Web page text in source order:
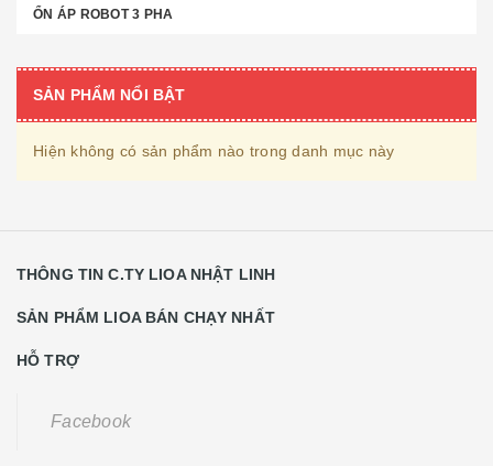
ỔN ÁP ROBOT 3 PHA
SẢN PHẨM NỔI BẬT
Hiện không có sản phẩm nào trong danh mục này
THÔNG TIN C.TY LIOA NHẬT LINH
SẢN PHẨM LIOA BÁN CHẠY NHẤT
HỖ TRỢ
Facebook